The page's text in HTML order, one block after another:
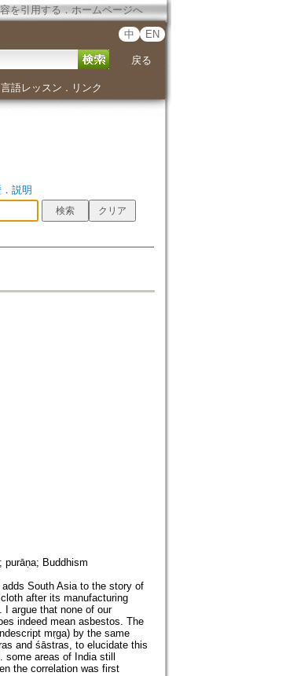
を引用する ． ホームページへ
中 EN
戻る
言語レッスン ． リンク
． 説明
Buddhism
adds South Asia to the story of
after its manufacturing
argue that none of our
indeed mean asbestos. The
mṛga) by the same
and śāstras, to elucidate this
areas of India still
the correlation was first